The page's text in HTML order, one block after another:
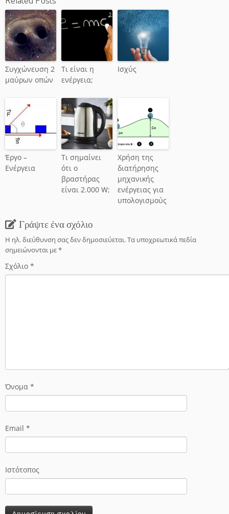
Συγχώνευση 2
μαύρων οπών
Τι είναι η
ενέργεια;
Ισχύς
Έργο –
Ενέργεια
Τι σημαίνει
ότι ο
βραστήρας
είναι 2.000 W;
Χρήση της
διατήρησης
μηχανικής
ενέργειας για
υπολογισμούς
Γράψτε ένα σχόλιο
Η ηλ. διεύθυνση σας δεν δημοσιεύεται.Τα υποχρεωτικά πεδία
σημειώνονται με*
Σχόλιο *
Όνομα *
Email *
Ιστότοπος